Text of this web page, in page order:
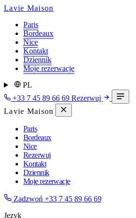
Lavie Maison
Paris
Bordeaux
Nice
Kontakt
Dziennik
Moje rezerwacje
PL
+33 7 45 89 66 69 Rezerwuj
Lavie Maison
Paris
Bordeaux
Nice
Rezerwuj
Kontakt
Dziennik
Moje rezerwacje
Zadzwoń +33 7 45 89 66 69
Język